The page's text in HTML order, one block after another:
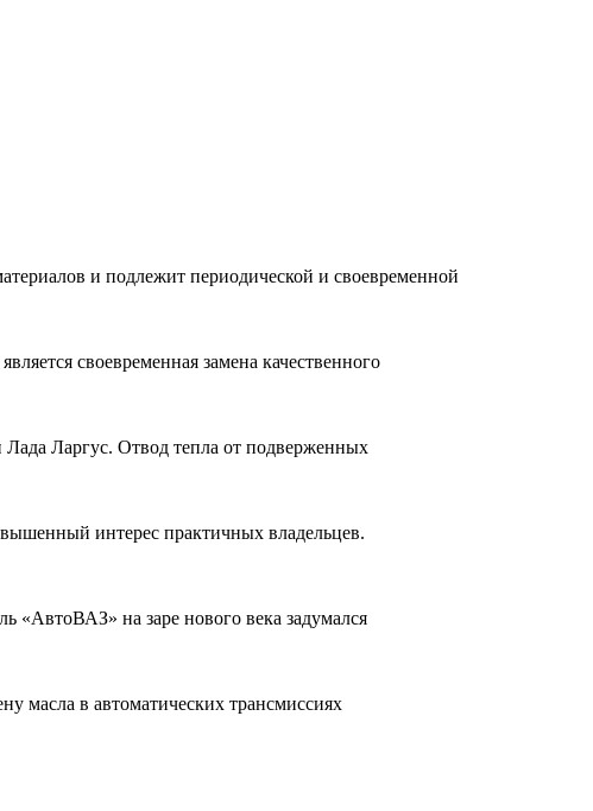
и подлежит периодической и своевременной
своевременная замена качественного
Лада Ларгус. Отвод тепла от подверженных
интерес практичных владельцев.
«АвтоВАЗ» на заре нового века задумался
масла в автоматических трансмиссиях